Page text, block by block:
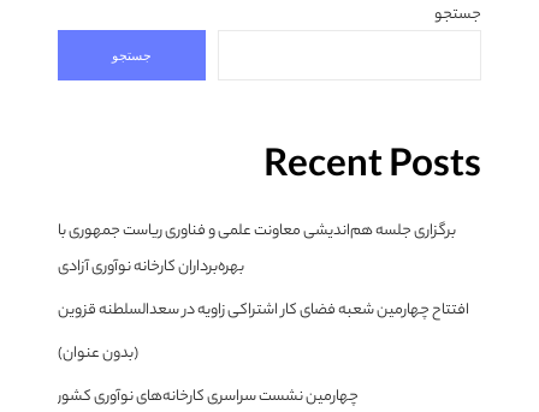
جستجو
جستجو
Recent Posts
برگزاری جلسه هم‌اندیشی معاونت علمی و فناوری ریاست جمهوری با
بهره‌برداران کارخانه نوآوری آزادی
افتتاح چهارمین شعبه فضای کار اشتراکی زاویه در سعدالسلطنه قزوین
(بدون عنوان)
چهارمین نشست سراسری کارخانه‌های نوآوری کشور